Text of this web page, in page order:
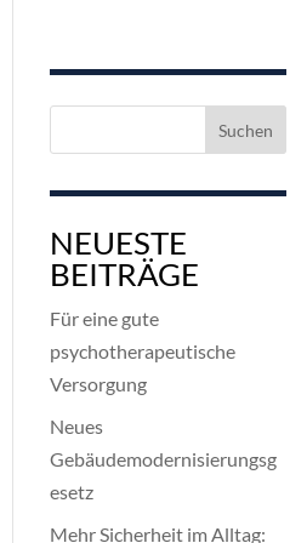
NEUESTE
BEITRÄGE
Für eine gute
psychotherapeutische
Versorgung
Neues
Gebäudemodernisierungsg
esetz
Mehr Sicherheit im Alltag: